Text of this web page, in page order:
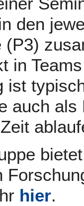
den
in
ist
auch
hier.